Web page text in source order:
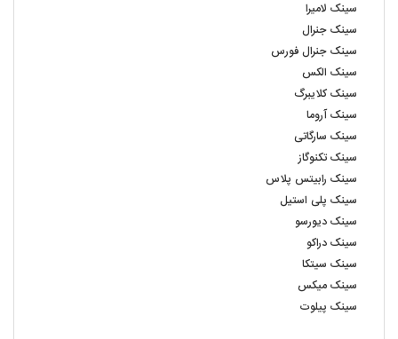
سینک لامیرا
سینک جنرال
سینک جنرال فورس
سینک الکس
سینک کلایبرگ
سینک آروما
سینک سارگاتی
سینک تکنوگاز
سینک رابیتس پلاس
سینک پلی استیل
سینک دیورسو
سینک دراکو
سینک سیتکا
سینک میکس
سینک پیلوت